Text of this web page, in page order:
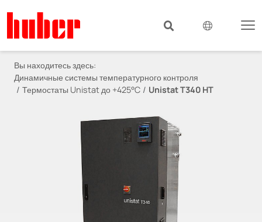
Вы находитесь здесь:
Динамичные системы температурного контроля
Термостаты Unistat до +425°C
Unistat T340 HT